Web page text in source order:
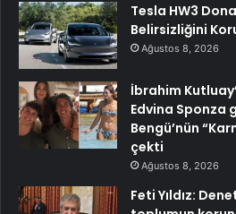
Tesla HW3
Belirsizliğini
Ağustos 8, 2026
İbrahim
Edvina Sponza
Bengü’nün
çekti
Ağustos 8, 2026
Feti Yıldız: